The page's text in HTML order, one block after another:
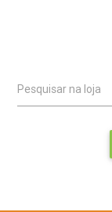
Pesquisar na loja